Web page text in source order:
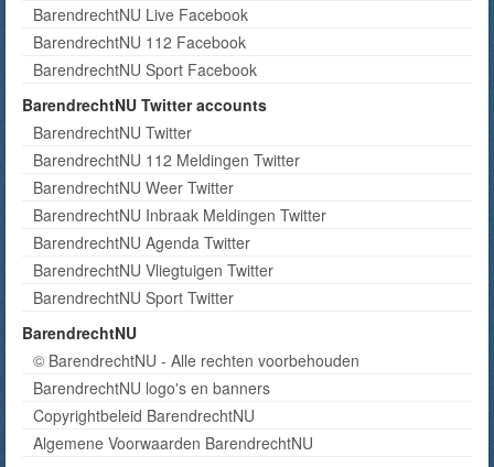
BarendrechtNU Live Facebook
BarendrechtNU 112 Facebook
BarendrechtNU Sport Facebook
BarendrechtNU Twitter accounts
BarendrechtNU Twitter
BarendrechtNU 112 Meldingen Twitter
BarendrechtNU Weer Twitter
BarendrechtNU Inbraak Meldingen Twitter
BarendrechtNU Agenda Twitter
BarendrechtNU Vliegtuigen Twitter
BarendrechtNU Sport Twitter
BarendrechtNU
© BarendrechtNU - Alle rechten voorbehouden
BarendrechtNU logo's en banners
Copyrightbeleid BarendrechtNU
Algemene Voorwaarden BarendrechtNU